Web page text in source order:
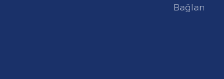
Bağlan